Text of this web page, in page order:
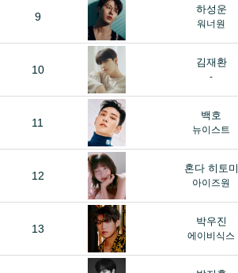
9
하성운
워너원
10
김재환
-
11
백호
뉴이스트
12
혼다 히토미
아이즈원
13
박우진
에이비식스